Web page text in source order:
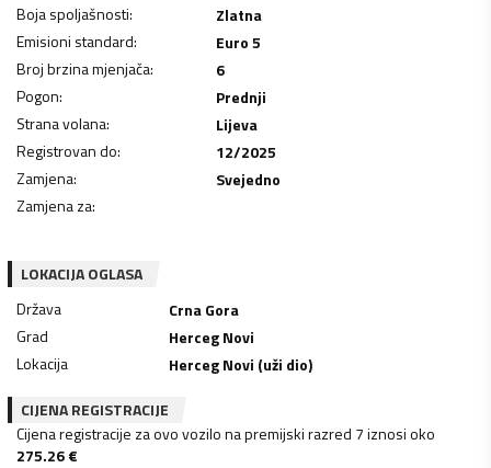
Boja spoljašnosti:
Zlatna
Emisioni standard:
Euro 5
Broj brzina mjenjača:
6
Pogon:
Prednji
Strana volana:
Lijeva
Registrovan do:
12/2025
Zamjena:
Svejedno
Zamjena za:
LOKACIJA OGLASA
Država
Crna Gora
Grad
Herceg Novi
Lokacija
Herceg Novi (uži dio)
CIJENA REGISTRACIJE
Cijena registracije za ovo vozilo na premijski razred 7 iznosi oko
275.26€